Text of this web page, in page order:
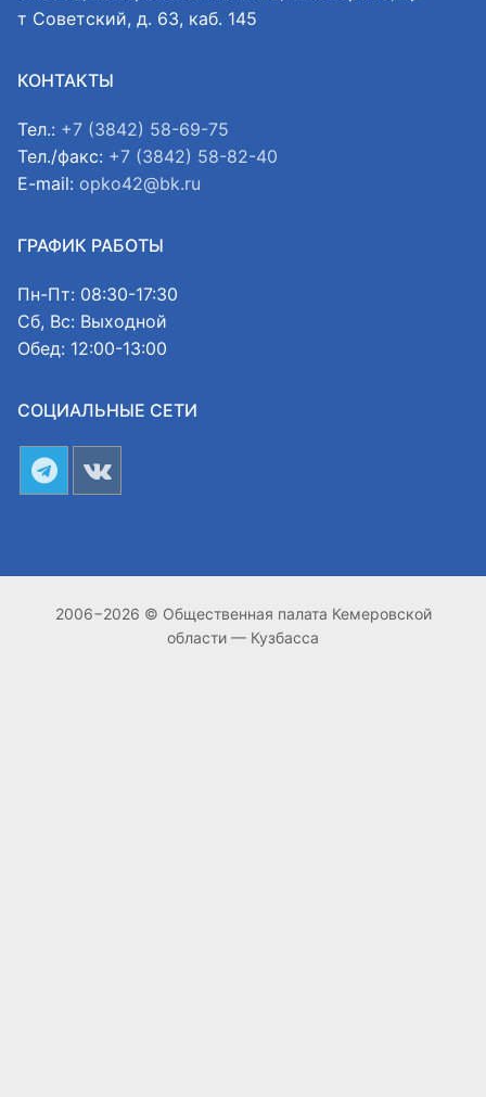
т Советский, д. 63, каб. 145
КОНТАКТЫ
Тел.: +7 (3842) 58-69-75
Тел./факс: +7 (3842) 58-82-40
E-mail: opko42@bk.ru
ГРАФИК РАБОТЫ
Пн-Пт: 08:30-17:30
Сб, Вс: Выходной
Обед: 12:00-13:00
СОЦИАЛЬНЫЕ СЕТИ
2006−2026 © Общественная палата Кемеровской
области — Кузбасса